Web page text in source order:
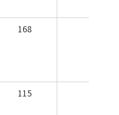
168
115